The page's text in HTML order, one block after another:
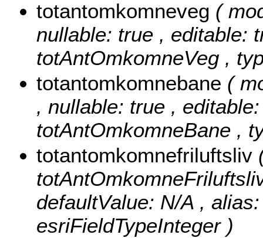
totantomkomneveg (
nullable: true , editable:
totAntOmkomneVeg ,
totantomkomnebane (
, nullable: true ,
totAntOmkomneBane ,
totantomkomnefriluftsliv
defaultValue: N/A ,
esriFieldTypeInteger )